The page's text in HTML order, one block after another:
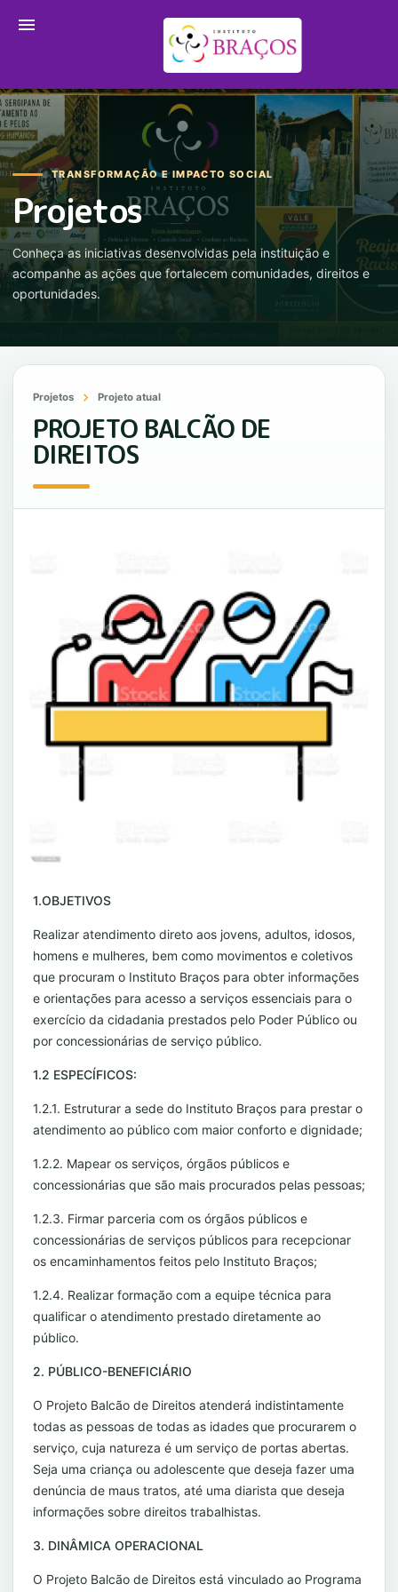
menu
TRANSFORMAÇÃO E IMPACTO SOCIAL
Projetos
Conheça as iniciativas desenvolvidas pela instituição e
acompanhe as ações que fortalecem comunidades, direitos e
oportunidades.
Projetos chevron_right Projeto atual
PROJETO BALCÃO DE
DIREITOS
1.OBJETIVOS
Realizar atendimento direto aos jovens, adultos, idosos,
homens e mulheres, bem como movimentos e coletivos
que procuram o Instituto Braços para obter informações
e orientações para acesso a serviços essenciais para o
exercício da cidadania prestados pelo Poder Público ou
por concessionárias de serviço público.
1.2 ESPECÍFICOS:
1.2.1. Estruturar a sede do Instituto Braços para prestar o
atendimento ao público com maior conforto e dignidade;
1.2.2. Mapear os serviços, órgãos públicos e
concessionárias que são mais procurados pelas pessoas;
1.2.3. Firmar parceria com os órgãos públicos e
concessionárias de serviços públicos para recepcionar
os encaminhamentos feitos pelo Instituto Braços;
1.2.4. Realizar formação com a equipe técnica para
qualificar o atendimento prestado diretamente ao
público.
2. PÚBLICO-BENEFICIÁRIO
O Projeto Balcão de Direitos atenderá indistintamente
todas as pessoas de todas as idades que procurarem o
serviço, cuja natureza é um serviço de portas abertas.
Seja uma criança ou adolescente que deseja fazer uma
denúncia de maus tratos, até uma diarista que deseja
informações sobre direitos trabalhistas.
3. DINÂMICA OPERACIONAL
O Projeto Balcão de Direitos está vinculado ao Programa